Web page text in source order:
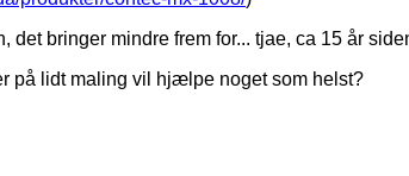
bringer mindre frem for... tjae, ca 15 år
på lidt maling vil hjælpe noget som helst?